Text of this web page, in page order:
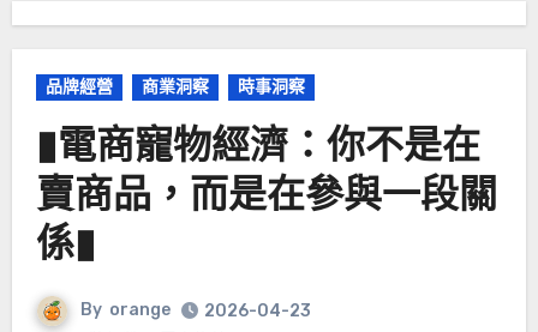
品牌經營 商業洞察 時事洞察
▮電商寵物經濟：你不是在
賣商品，而是在參與一段關
係▮
By orange
2026-04-23